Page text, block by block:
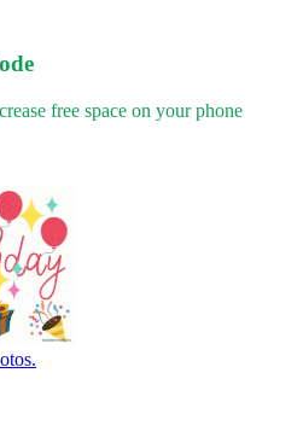
free space on your phone